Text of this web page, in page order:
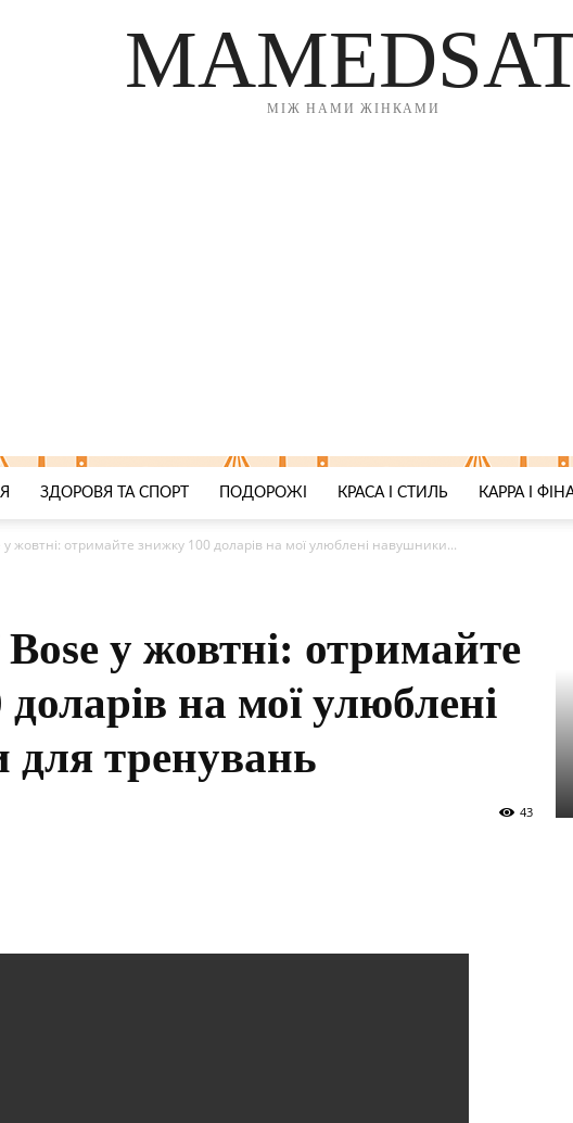
МІЖ НАМИ ЖІНКАМИ
ЗДОРОВЯ ТА СПОРТ ПОДОРОЖІ КРАСА І СТИЛЬ КАРРА І
у жовтні: отримайте знижку 100 доларів на мої улюблені навушники...
у жовтні: отримайте
на мої улюблені
тренувань
43